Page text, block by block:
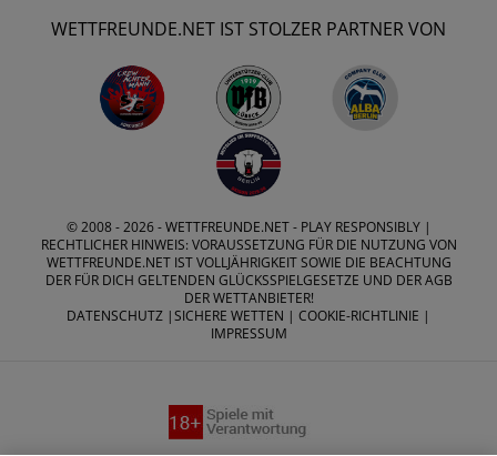
WETTFREUNDE.NET IST STOLZER PARTNER VON
© 2008 - 2026 -WETTFREUNDE.NET- PLAY RESPONSIBLY |
RECHTLICHER HINWEIS: VORAUSSETZUNG FÜR DIE NUTZUNG VON
WETTFREUNDE.NET IST VOLLJÄHRIGKEIT SOWIE DIE BEACHTUNG
DER FÜR DICH GELTENDEN GLÜCKSSPIELGESETZE UND DER AGB
DER WETTANBIETER!
DATENSCHUTZ |SICHERE WETTEN | COOKIE-RICHTLINIE |
IMPRESSUM